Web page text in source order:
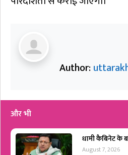
Author:
और भी
धामी कैबिनेट के
August 7, 2026